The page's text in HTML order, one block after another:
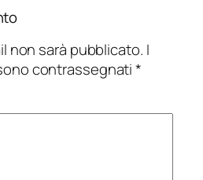
non sarà pubblicato. I
contrassegnati*